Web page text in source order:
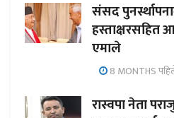
संसद
हस्ताक्षरसहित
एमाले
8 MONTHS
रास्वपा नेता